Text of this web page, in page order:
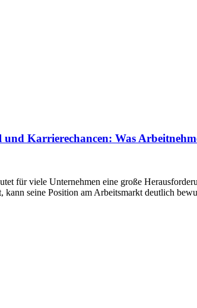
Karrierechancen: Was
für viele Unternehmen eine große
kann seine Position am Arbeitsmarkt deutlich